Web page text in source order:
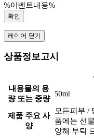
%이벤트내용%
확인
레이어 닫기
상품정보고시
내용물의 용
량 또는 중량
50ml
제품 주요 사
양
모든피부 /
품에는 선
양해 부탁